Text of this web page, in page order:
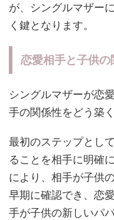
が、シングルマザー
く鍵となります。
恋愛相手と子供
シングルマザーが恋
手の関係性をどう築
最初のステップとし
ることを相手に明確
により、相手が子供
早期に確認でき、恋
手が子供の新しいパ